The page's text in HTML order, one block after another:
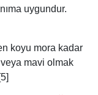
uygundur.
koyu mora kadar
veya mavi olmak